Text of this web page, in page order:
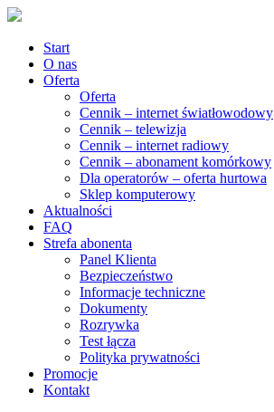
Start
O nas
Oferta
Oferta
Cennik – internet światłowodowy
Cennik – telewizja
Cennik – internet radiowy
Cennik – abonament komórkowy
Dla operatorów – oferta hurtowa
Sklep komputerowy
Aktualności
FAQ
Strefa abonenta
Panel Klienta
Bezpieczeństwo
Informacje techniczne
Dokumenty
Rozrywka
Test łącza
Polityka prywatności
Promocje
Kontakt